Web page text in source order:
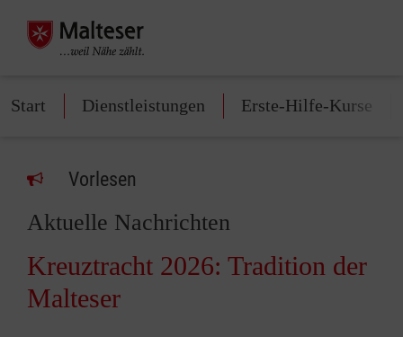
Start Dienstleistungen Erste-Hilfe-Kurse
Vorlesen
Aktuelle Nachrichten
Kreuztracht 2026: Tradition der
Malteser